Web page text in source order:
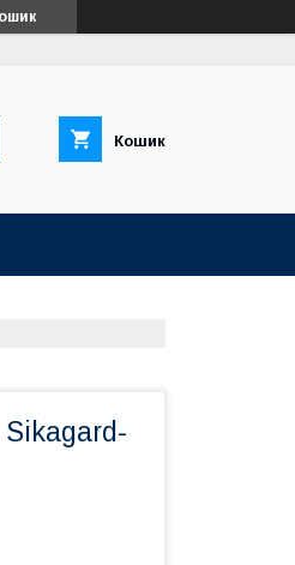
Кошик
Sikagard-